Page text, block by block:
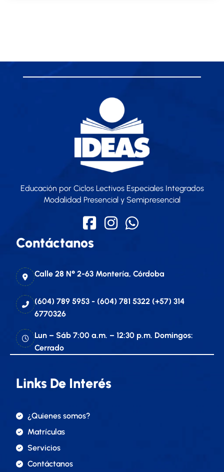
Educación por Ciclos Lectivos Especiales Integrados
Modalidad Presencial y Semipresencial
Contáctanos
Calle 28 N° 2-63 Montería, Córdoba
(604) 789 5953 - (604) 781 5322 (+57) 314
6770326
Lun – Sáb 7:00 a.m. – 12:30 p.m. Domingos:
Cerrado
Links De Interés
¿Quienes somos?
Matrículas
Servicios
Contáctanos